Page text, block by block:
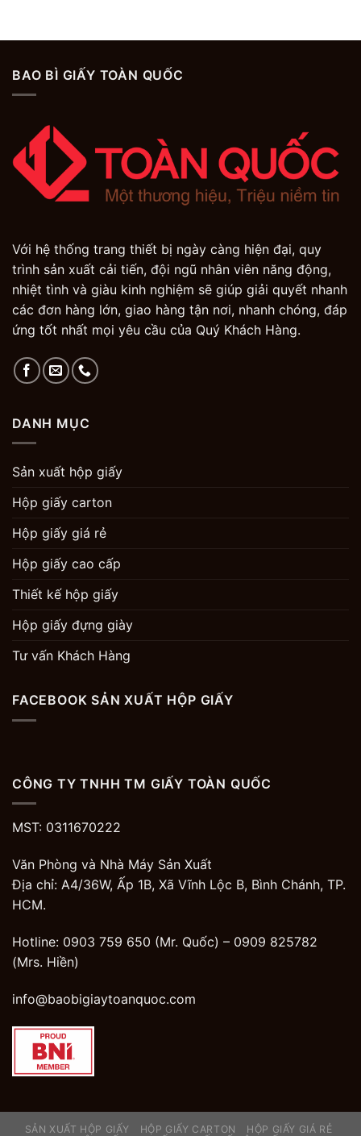
BAO BÌ GIẤY TOÀN QUỐC
Với hệ thống trang thiết bị ngày càng hiện đại, quy
trình sản xuất cải tiến, đội ngũ nhân viên năng động,
nhiệt tình và giàu kinh nghiệm sẽ giúp giải quyết nhanh
các đơn hàng lớn, giao hàng tận nơi, nhanh chóng, đáp
ứng tốt nhất mọi yêu cầu của Quý Khách Hàng.
DANH MỤC
Sản xuất hộp giấy
Hộp giấy carton
Hộp giấy giá rẻ
Hộp giấy cao cấp
Thiết kế hộp giấy
Hộp giấy đựng giày
Tư vấn Khách Hàng
FACEBOOK SẢN XUẤT HỘP GIẤY
CÔNG TY TNHH TM GIẤY TOÀN QUỐC
MST: 0311670222
Văn Phòng và Nhà Máy Sản Xuất
Địa chỉ: A4/36W, Ấp 1B, Xã Vĩnh Lộc B, Bình Chánh, TP.
HCM.
Hotline: 0903 759 650 (Mr. Quốc) – 0909 825782
(Mrs. Hiền)
info@baobigiaytoanquoc.com
SẢN XUẤT HỘP GIẤY HỘP GIẤY CARTON
HỘP GIẤY GIÁ RẺ